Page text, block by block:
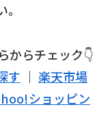
からチェック👇
す ｜ 楽天市場
ショッピン